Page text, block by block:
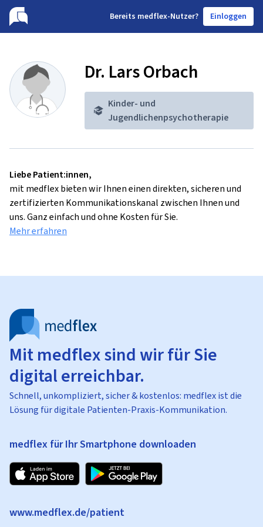
Bereits medflex-Nutzer? Einloggen
Dr. Lars Orbach
Kinder- und
Jugendlichenpsychotherapie
Liebe Patient:innen,
mit medflex bieten wir Ihnen einen direkten, sicheren und
zertifizierten Kommunikationskanal zwischen Ihnen und
uns. Ganz einfach und ohne Kosten für Sie.
Mehr erfahren
Mit medflex sind wir für Sie
digital erreichbar.
Schnell, unkompliziert, sicher & kostenlos: medflex ist die
Lösung für digitale Patienten-Praxis-Kommunikation.
medflex für Ihr Smartphone downloaden
www.medflex.de/patient